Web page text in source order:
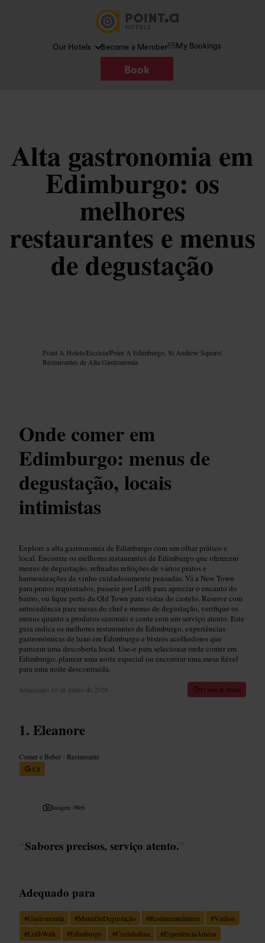
Our Hotels Become a Member My Bookings
Book
Alta gastronomia em
Edimburgo: os
melhores
restaurantes e menus
de degustação
Point A Hotels/Escócia/Point A Edimburgo, St Andrew Square/
Restaurantes de Alta Gastronomia
Onde comer em
Edimburgo: menus de
degustação, locais
intimistas
Explore a alta gastronomia de Edimburgo com um olhar prático e
local. Encontre os melhores restaurantes de Edimburgo que oferecem
menus de degustação, refinadas refeições de vários pratos e
harmonizações de vinho cuidadosamente pensadas. Vá a New Town
para pratos requintados, passeie por Leith para apreciar o encanto do
bairro, ou fique perto da Old Town para vistas do castelo. Reserve com
antecedência para mesas do chef e menus de degustação, verifique os
menus quanto a produtos sazonais e conte com um serviço atento. Este
guia indica os melhores restaurantes de Edimburgo, experiências
gastronómicas de luxo em Edimburgo e bistrós acolhedores que
parecem uma descoberta local. Use-o para selecionar onde comer em
Edimburgo, planear uma noite especial ou encontrar uma mesa fiável
para uma noite descontraída.
Atualizado 10 de junho de 2026 13 min de leitura
Eleanore
Comer e Beber • Restaurante
4,8
Imagem /Web
“Sabores precisos, serviço atento.”
Adequado para
#Gastronomia #MenuDeDegustação #Restauranteintimo #Vinhos
#LeithWalk #Edimburgo #Cozinhafina #ExperiênciaÀmesa